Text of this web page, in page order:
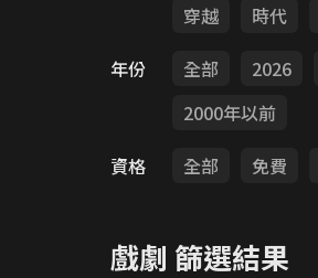
穿越
時代
年份
全部 2026
2000年以前
資格
全部 免費
戲劇 篩選結果